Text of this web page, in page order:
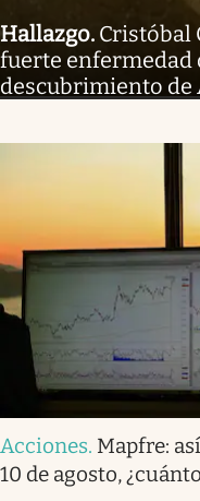
Hallazgo. Cristóbal
fuerte enfermedad
descubrimiento de
Acciones. Mapfre:
10 de agosto,